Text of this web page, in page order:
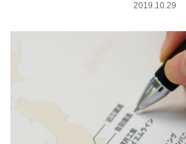
2019.10.29